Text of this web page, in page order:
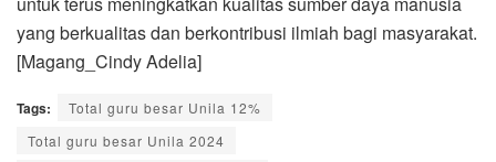
yang berkualitas dan berkontribusi ilmiah bagi masyarakat.
[Magang_Cindy Adelia]
Tags:
Total guru besar Unila 12%
Total guru besar Unila 2024